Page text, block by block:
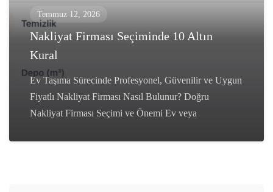
Temmuz 12, 2026
Nakliyat Firması Seçiminde 10 Altın
Kural
Ev Taşıma Sürecinde Profesyonel, Güvenilir ve Uygun
Fiyatlı Nakliyat Firması Nasıl Bulunur? Doğru
Nakliyat Firması Seçimi ve Önemi Ev veya